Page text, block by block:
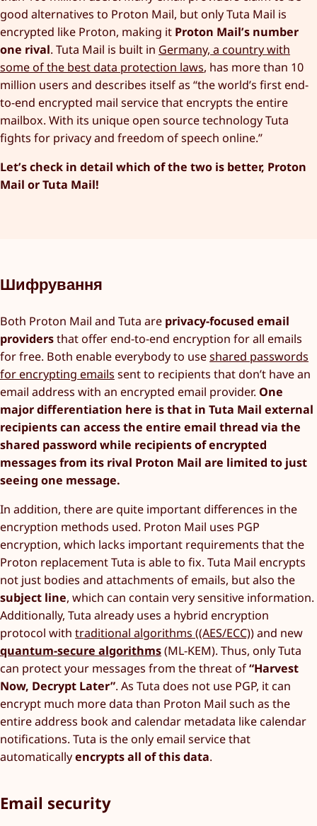
good alternatives to Proton Mail, but only Tuta Mail is
encrypted like Proton, making it Proton Mail’s number
one rival. Tuta Mail is built in Germany, a country with
some of the best data protection laws, has more than 10
million users and describes itself as “the world’s first end-
to-end encrypted mail service that encrypts the entire
mailbox. With its unique open source technology Tuta
fights for privacy and freedom of speech online.”
Let’s check in detail which of the two is better, Proton
Mail or Tuta Mail!
Шифрування
Both Proton Mail and Tuta are privacy-focused email
providersthat offer end-to-end encryption for all emails
for free. Both enable everybody to useshared passwords
for encrypting emails sent to recipients that don’t have an
email address with an encrypted email provider. One
major differentiation here is that in Tuta Mail external
recipients can access the entire email thread via the
shared password while recipients of encrypted
messages from its rival Proton Mail are limited to just
seeing one message.
In addition, there are quite important differences in the
encryption methods used. Proton Mail uses PGP
encryption, which lacks important requirements that the
Proton replacement Tuta is able to fix. Tuta Mail encrypts
not just bodies and attachments of emails, but also the
subject line, which can contain very sensitive information.
Additionally, Tuta already uses a hybrid encryption
protocol with traditional algorithms ((AES/ECC))and new
quantum-secure algorithms(ML-KEM). Thus, only Tuta
can protect your messages from the threat of“Harvest
Now, Decrypt Later”. As Tuta does not use PGP, it can
encrypt much more data than Proton Mail such as the
entire address book and calendar metadata like calendar
notifications. Tuta is the only email service that
automaticallyencrypts all of this data.
Email security